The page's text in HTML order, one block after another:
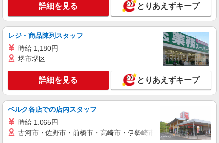
時給1600円〜1800円（22:00〜翌5:00の深夜手
当で時給UP） ※給与幅は経験・能力による
東京都港区
キープ 詳細を見る
正社員
平野クレーン工業株式会社
【一般事務職】
＜月給＞ 250,000円 ＜賞与＞ 年2回 ＜給与改
定＞ 年1回 ＜試用期間＞ 6ヶ月 ※本採用時と条件
東京都港区新橋二丁目4番7号 VORT新橋二丁
目10階
詳細を見る とりあえずキープ
レジ・商品陳列スタッフ
時給 1,180円
堺市堺区
詳細を見る とりあえずキープ
ベルク各店での店内スタッフ
時給 1,065円
古河市・佐野市・前橋市・高崎市・伊勢崎市・太田市・館林市